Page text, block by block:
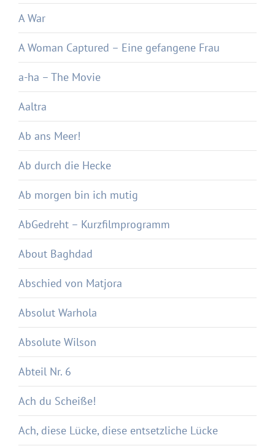
A War
A Woman Captured – Eine gefangene Frau
a-ha – The Movie
Aaltra
Ab ans Meer!
Ab durch die Hecke
Ab morgen bin ich mutig
AbGedreht – Kurzfilmprogramm
About Baghdad
Abschied von Matjora
Absolut Warhola
Absolute Wilson
Abteil Nr. 6
Ach du Scheiße!
Ach, diese Lücke, diese entsetzliche Lücke